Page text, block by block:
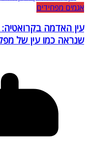
אגמים מפחידים
עין האדמה בקרואטיה:
שנראה כמו עין של